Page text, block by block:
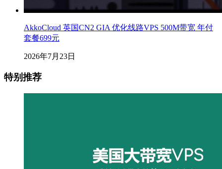
AkkoCloud 英国CN2 GIA 优化线路VPS 500M带宽 年付
套餐699元
2026年7月23日
特别推荐